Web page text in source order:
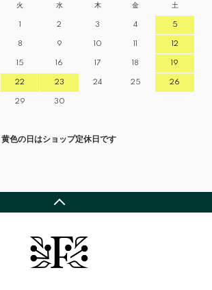
火 水 木 金 土
1 2 3 4 5
8 9 10 11 12
15 16 17 18 19
22 23 24 25 26
29 30
黄色の日はショップ定休日です